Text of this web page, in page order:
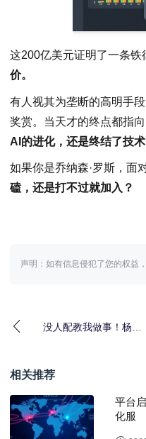
这200亿美元证明了一条铁
价。
有人视其为垄断的高明手
奖赏。当天才的终点都指向
AI的进化，还是终结了技
如果你是乔纳森·罗斯，面
磕，还是打不过就加入？
声明：如有信息侵犯了您的权益
没人配教我做事！杨立
相关推荐
平台
化服